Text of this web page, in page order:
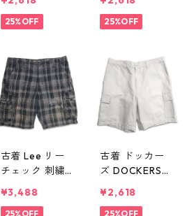
カーゴショート
パンツ ハーフ
d406793n w50
725
25%OFF
ツ ハーフパン
ツ セージグリ
w50714
25%OFF
古着 Lee リー
チェック 刺繍
パンツ ハーフ
¥3,488
25%OFF
古着 ドッカー
ズ DOCKERS
パンツ ハーフ
¥2,618
25%OFF